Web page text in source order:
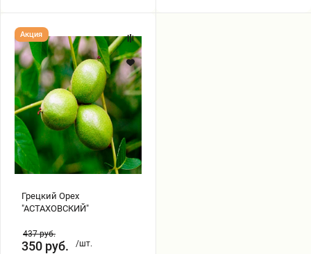
Грецкий
Орех
"АСТАХОВСКИЙ"
Грецкий Орех
"АСТАХОВСКИЙ"
Акция
437руб.
350 руб.
/шт.